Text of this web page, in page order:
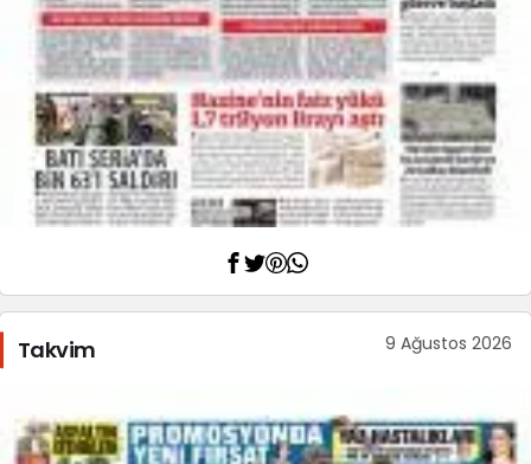
Takvim 9 Ağustos 2026